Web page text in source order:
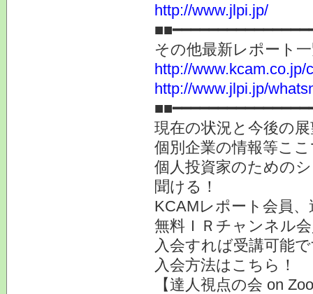
http://www.jlpi.jp/
その他最新レポート
http://www.kcam.co.jp/
http://www.jlpi.jp/
現在の状況と今後の
個別企業の情報等こ
個人投資家のための
聞ける！
KCAMレポート会員
無料ＩＲチャンネル
入会すれば受講可能
入会方法はこちら
【達人視点の会 on